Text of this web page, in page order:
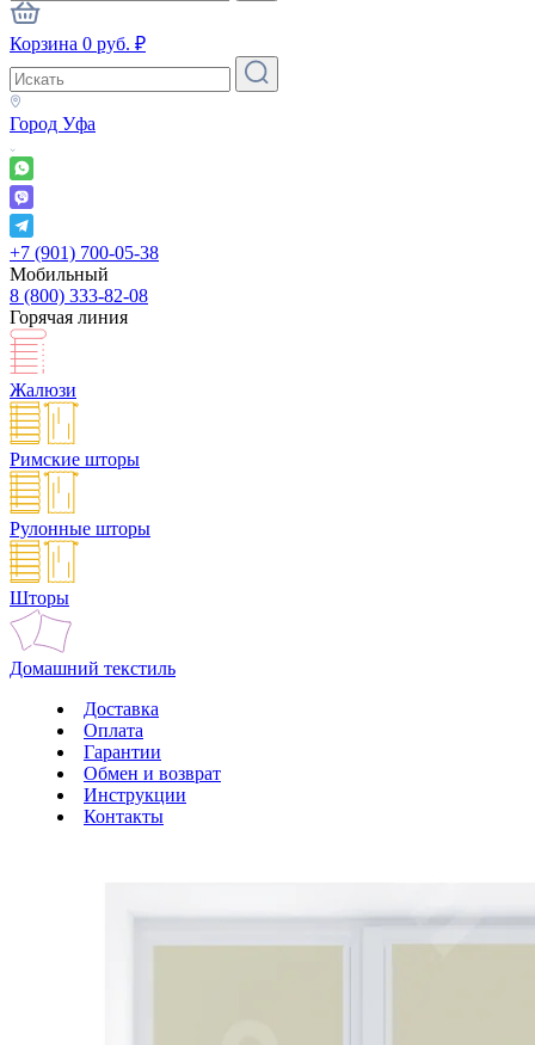
Корзина 0 руб. ₽
Город Уфа
+7 (901) 700-05-38
Мобильный
8 (800) 333-82-08
Горячая линия
Жалюзи
Римские шторы
Рулонные шторы
Шторы
Домашний текстиль
Доставка
Оплата
Гарантии
Обмен и возврат
Инструкции
Контакты